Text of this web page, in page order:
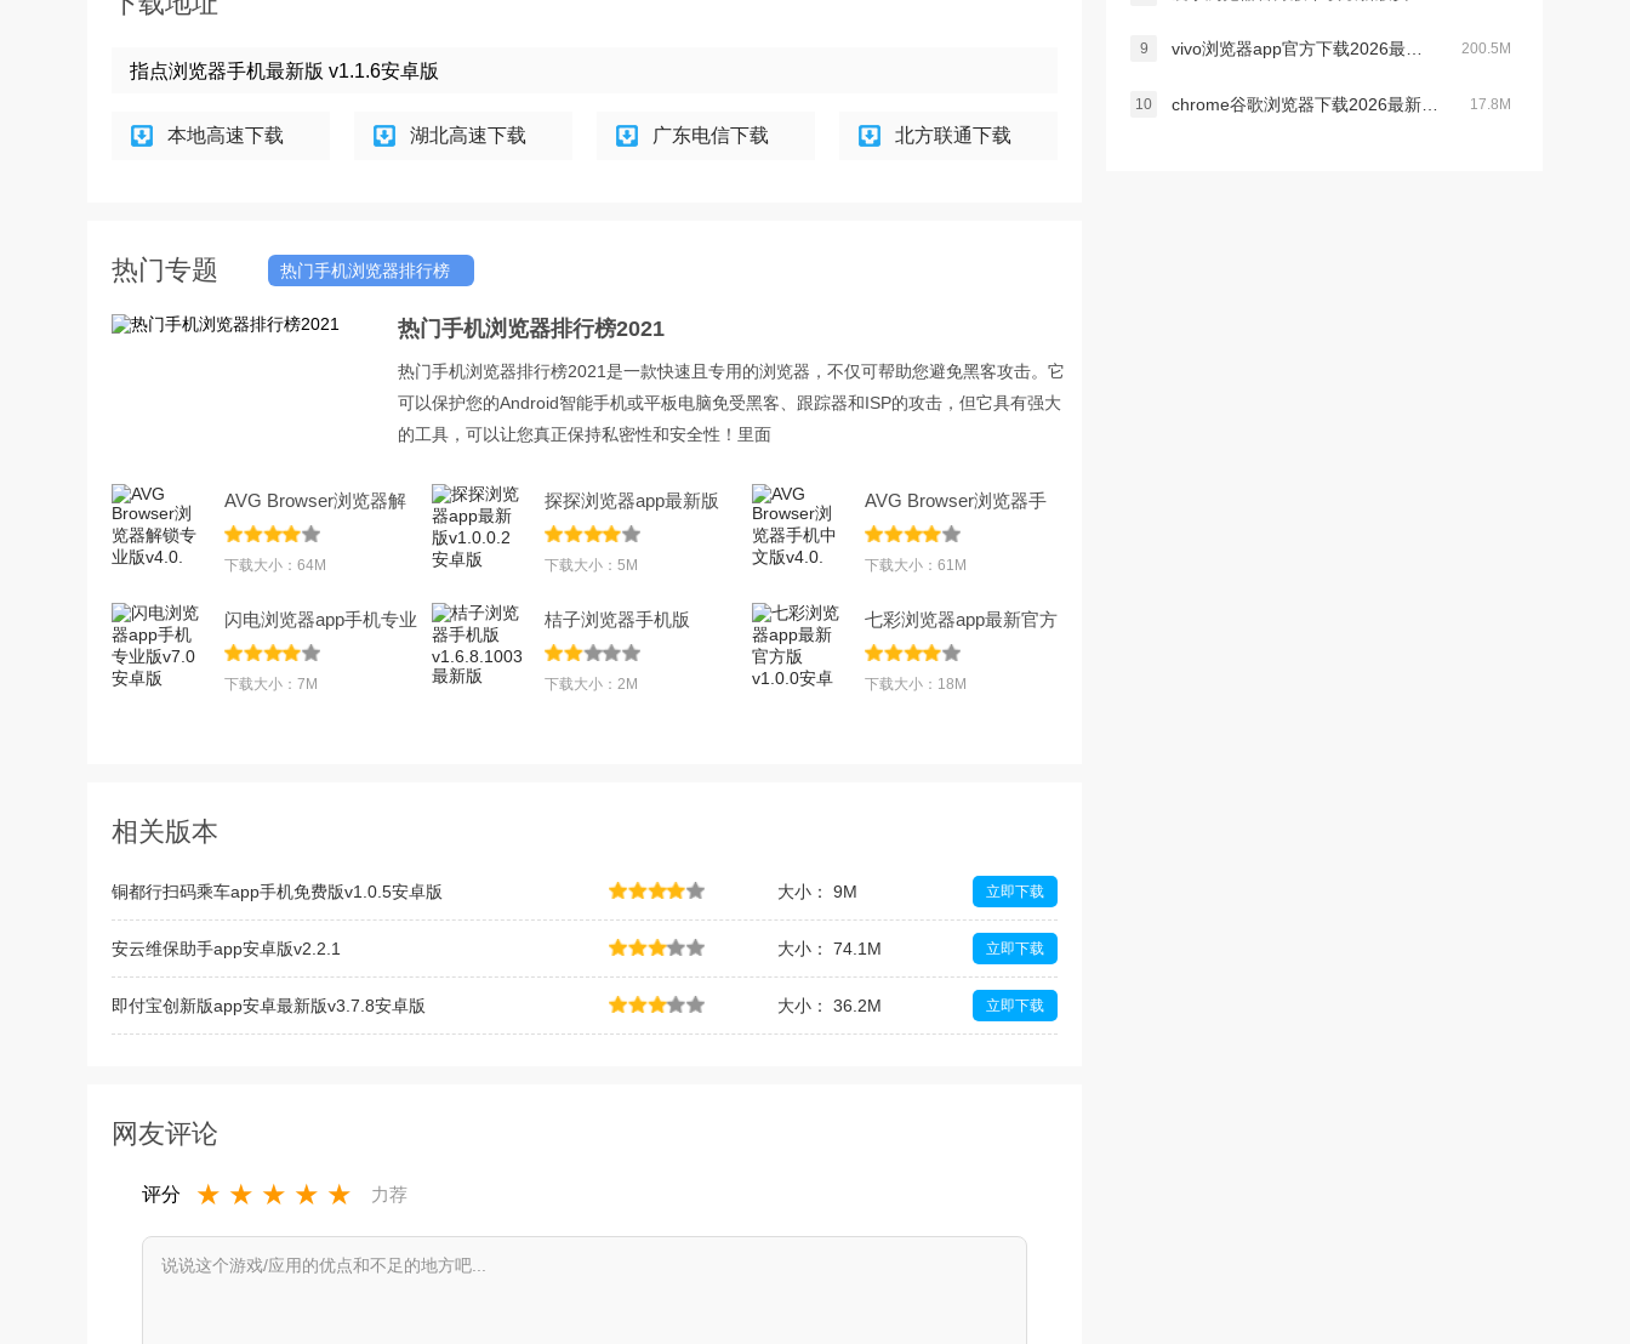
指点浏览器手机最新版 v1.1.6安卓版
本地高速下载 湖北高速下载 广东电信下载 北方联通下载
热门专题
热门手机浏览器排行榜
热门手机浏览器排行榜2021
热门手机浏览器排行榜2021是一款快速且专用的浏览器，不仅可帮助您避免黑客攻击。它
可以保护您的Android智能手机或平板电脑免受黑客、跟踪器和ISP的攻击，但它具有强大
的工具，可以让您真正保持私密性和安全性！里面
AVG Browser浏览器解
锁专业版v4.0.
下载大小：64M
探探浏览器app最新版
v1.0.0.2安卓版
下载大小：5M
AVG Browser浏览器手
机中文版v4.0.
下载大小：61M
闪电浏览器app手机专业
版v7.0安卓版
下载大小：7M
桔子浏览器手机版
v1.6.8.1003最新版
下载大小：2M
七彩浏览器app最新官方
版v1.0.0安卓
下载大小：18M
相关版本
铜都行扫码乘车app手机免费版v1.0.5安卓版 大小： 9M 立即下载
安云维保助手app安卓版v2.2.1 大小： 74.1M 立即下载
即付宝创新版app安卓最新版v3.7.8安卓版 大小： 36.2M 立即下载
网友评论
评分 ★ ★ ★ ★ ★ 力荐
9 200.5M
10 17.8M